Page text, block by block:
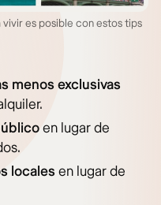
vivir es posible con estos tips
menos exclusivas
en lugar de
localesen lugar de